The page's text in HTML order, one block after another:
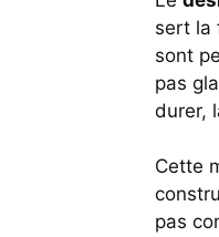
sert la
sont
pas
durer,
Cette
pas